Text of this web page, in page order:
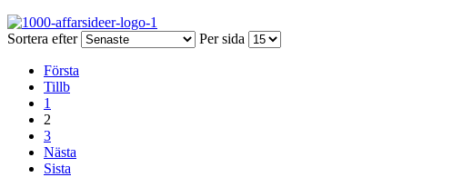
Sortera efter Per sida
Första
Tillb
1
2
3
Nästa
Sista